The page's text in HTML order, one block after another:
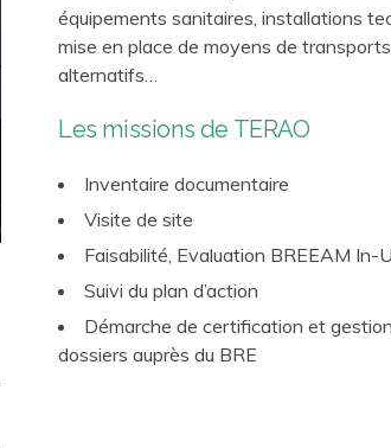
équipements sanitaires, installations
mise en place de moyens de transports
alternatifs…
Les missions de TERAO
Inventaire documentaire
Visite de site
Faisabilité, Evaluation BREEAM In-
Suivi du plan d’action
Démarche de certification et
dossiers auprès du BRE